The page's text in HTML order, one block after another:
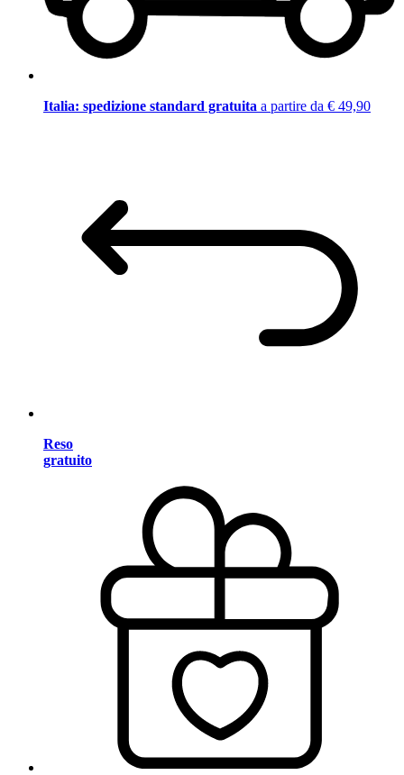
Italia: spedizione standard gratuita a partire da € 49,90
Reso
gratuito